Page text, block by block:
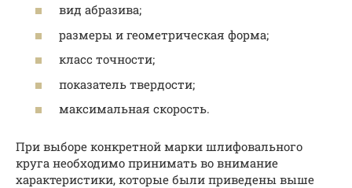
вид абразива;
размеры и геометрическая форма;
класс точности;
показатель твердости;
максимальная скорость.
При выборе конкретной марки шлифовального
круга необходимо принимать во внимание
характеристики, которые были приведены выше